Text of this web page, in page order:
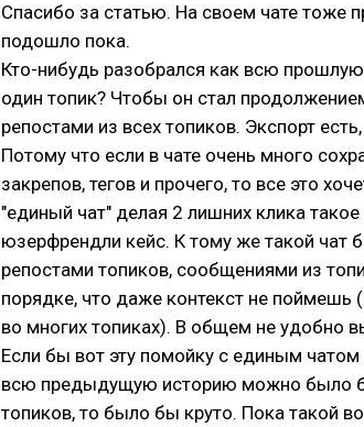
Спасибо за статью. На своем чате тоже
подошло пока.
Кто-нибудь разобрался как всю
один топик? Чтобы он стал
репостами из всех топиков. Экспорт
Потому что если в чате очень много
закрепов, тегов и прочего, то все это
"единый чат" делая 2 лишних клика
юзерфрендли кейс. К тому же такой чат
репостами топиков, сообщениями из
порядке, что даже контекст не поймешь
во многих топиках). В общем не удобно
Если бы вот эту помойку с единым чатом
всю предыдущую историю можно было
топиков, то было бы круто. Пока такой